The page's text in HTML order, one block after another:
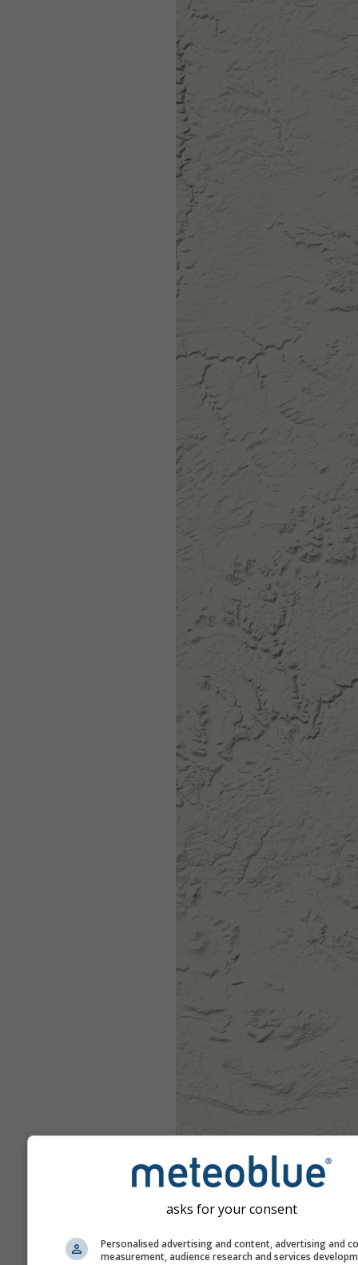
asks for your consent
Personalised advertising and content, advertising and
measurement, audience research and services